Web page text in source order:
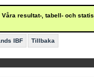
resultat-, tabell- och
IBF Tillbaka